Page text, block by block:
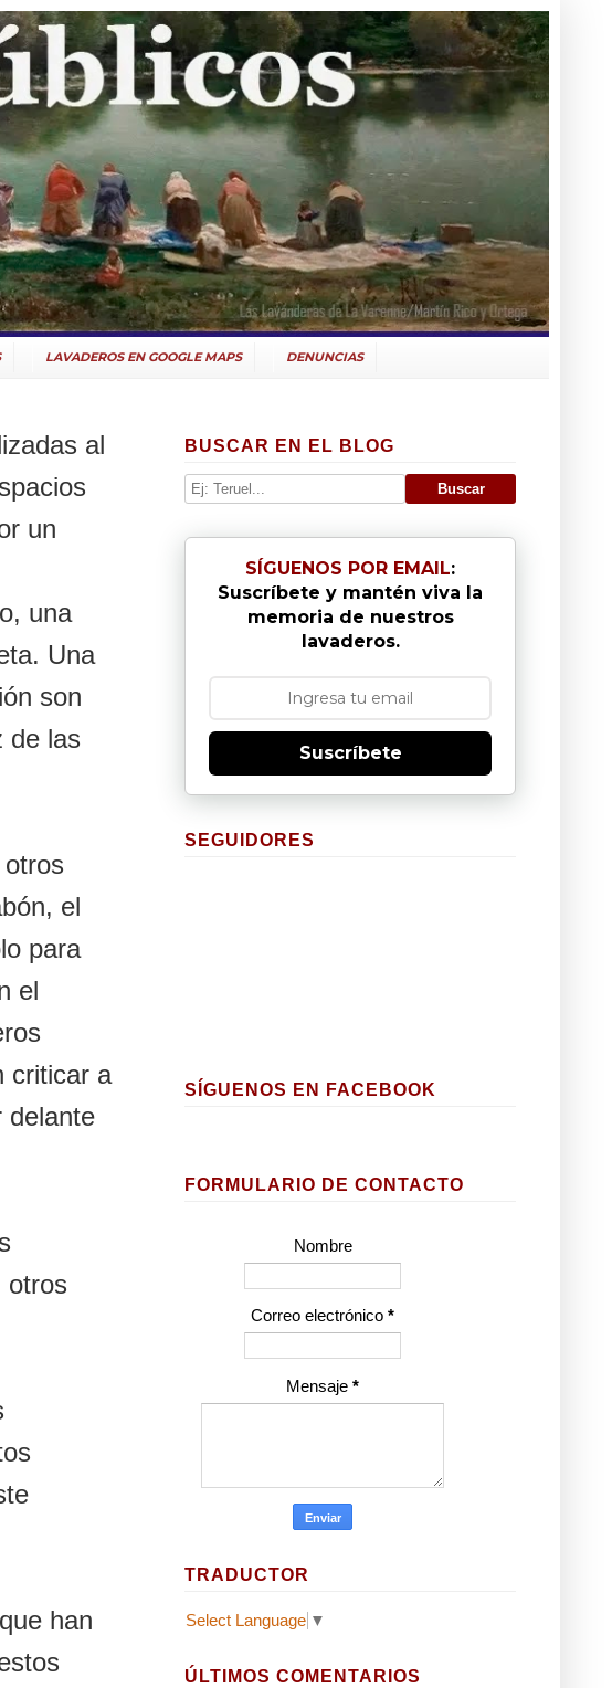
LAVADEROS EN GOOGLE MAPS DENUNCIAS
al
un
una
Una
son
de las
el
para
el
criticar a
delante
otros
han
BUSCAR EN EL BLOG
SÍGUENOS POR EMAIL:
Suscríbete y mantén viva la
memoria de nuestros
lavaderos.
Suscríbete
SEGUIDORES
SÍGUENOS EN FACEBOOK
FORMULARIO DE CONTACTO
Nombre
Correo electrónico *
Mensaje *
TRADUCTOR
Select Language ▼
ÚLTIMOS COMENTARIOS